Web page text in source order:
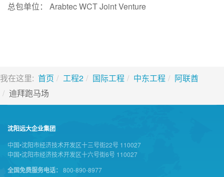
总包单位： Arabtec WCT Joint Venture
我在这里: 首页 工程2 国际工程 中东工程
阿联酋
迪拜跑马场
沈阳远大企业集团
中国•沈阳市经济技术开发区十三号街22号 110027
中国•沈阳市经济技术开发区十六号街6号 110027
全国免费服务电话： 800-890-8977